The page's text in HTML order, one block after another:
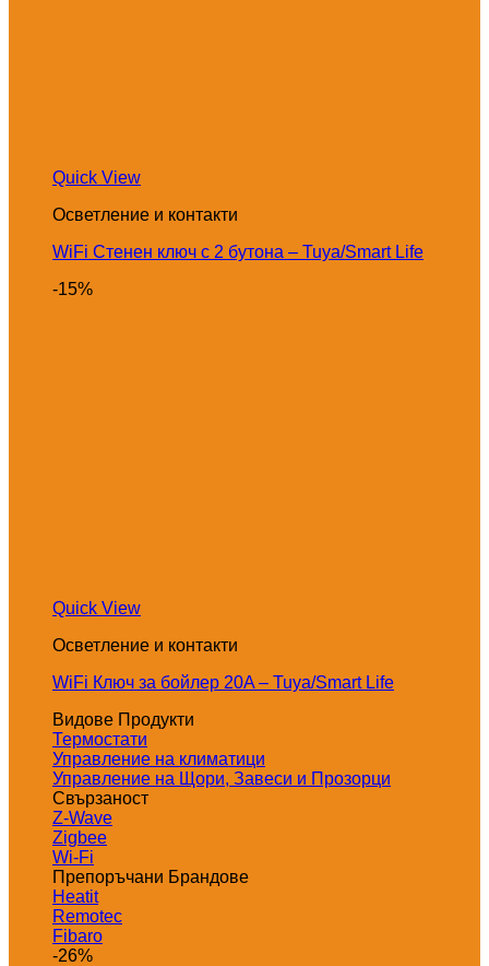
Quick View
Осветление и контакти
WiFi Стенен ключ с 2 бутона – Tuya/Smart Life
-15%
Quick View
Осветление и контакти
WiFi Ключ за бойлер 20A – Tuya/Smart Life
Видове Продукти
Термостати
Управление на климатици
Управление на Щори, Завеси и Прозорци
Свързаност
Z-Wave
Zigbee
Wi-Fi
Препоръчани Брандове
Heatit
Remotec
Fibaro
-26%